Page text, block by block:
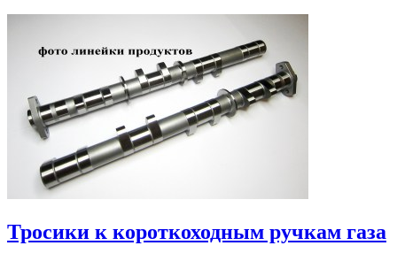
Тросики к короткоходным ручкам газа